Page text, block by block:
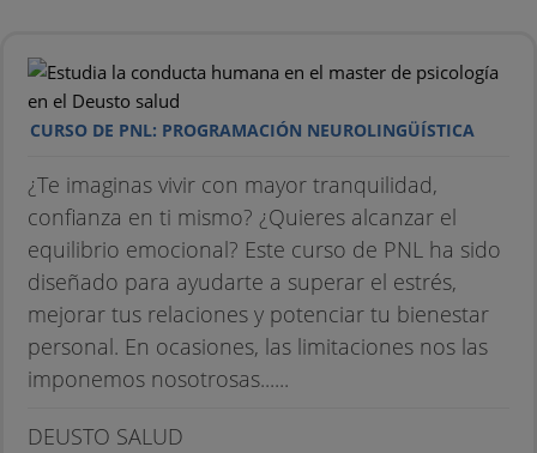
CURSO DE PNL: PROGRAMACIÓN NEUROLINGÜÍSTICA
¿Te imaginas vivir con mayor tranquilidad,
confianza en ti mismo? ¿Quieres alcanzar el
equilibrio emocional? Este curso de PNL ha sido
diseñado para ayudarte a superar el estrés,
mejorar tus relaciones y potenciar tu bienestar
personal. En ocasiones, las limitaciones nos las
imponemos nosotrosas......
DEUSTO SALUD